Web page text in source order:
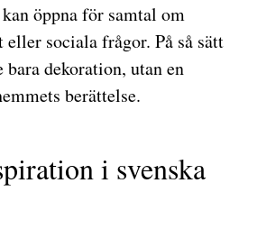
öppna för samtal om
eller sociala frågor. På så sätt
dekoration, utan en
berättelse.
i svenska